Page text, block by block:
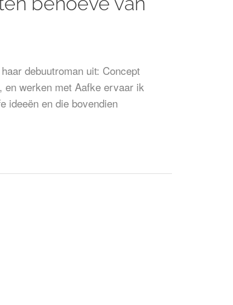
debuutroman uit: Concept
en werken met Aafke ervaar ik
ideeën en die bovendien